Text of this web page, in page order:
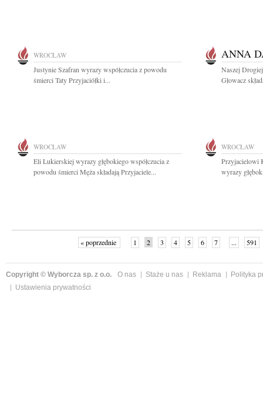
WROCŁAW
Justynie Szafran wyrazy współczucia z powodu
śmierci Taty Przyjaciółki i...
ANNA
Naszej
Głowacz
WROCŁAW
Eli Lukierskiej wyrazy głębokiego współczucia z
powodu śmierci Męża składają Przyjaciele...
WROCŁAW
Przyjacielowi
wyrazy
« poprzednie 1 2 3 4 5 6 7 ... 591
Copyright © Wyborcza sp. z o.o. O nas Staże u nas Reklama
Polityka
Ustawienia prywatności